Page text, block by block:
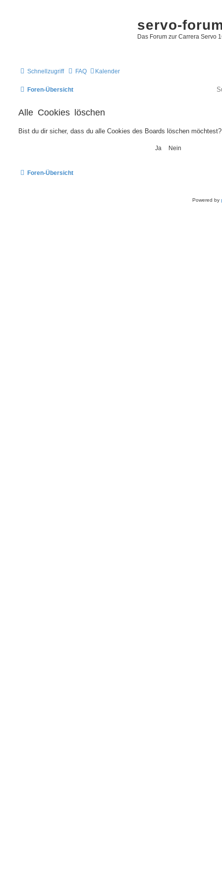
servo-
Das Forum zur Carrera Servo
Schnellzugriff FAQ Kalender
Foren-Übersicht
Alle Cookies löschen
Bist du dir sicher, dass du alle Cookies des Boards löschen möchtest?
Foren-Übersicht
Powered by